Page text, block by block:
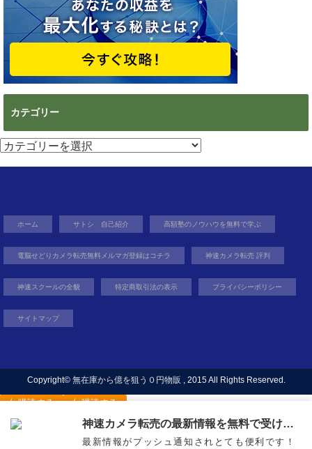
稼ぐ力を身に着け自由を得るという生き方
カテゴリー
カ
ホーム サトシ 自己紹介 高額塾のノウハウを無料で学ぶ
電脳せどりカメラ転売無料メルマガ登録はコチラ 神速カメラ転売 評判
神速スクールの全貌 特定商取引法の表示 プライバシーポリシー
サイトマップ
Copyright© 無在庫から億を狙う０円物販 , 2015 All Rights Reserved.
購読する 購読する
神速カメラ転売の最新情報を無料で受け取ろう
最新情報がプッシュ通知されとても便利です！